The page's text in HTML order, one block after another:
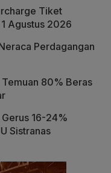
Tiket
Agustus 2026
Perdagangan
80% Beras
16-24%
Sistranas